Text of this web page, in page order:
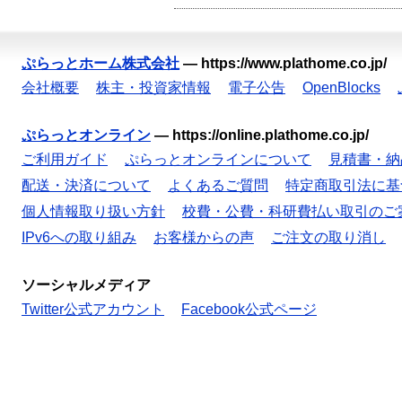
ぷらっとホーム株式会社 — https://www.plathome.co.jp/
会社概要
株主・投資家情報 電子公告 OpenBlocks
ぷらっとオンライン — https://online.plathome.co.jp/
ご利用ガイド
ぷらっとオンラインについて
見積書・
配送・決済について
よくあるご質問
特定商取引法に
個人情報取り扱い方針
校費・公費・科研費払い取引のご
IPv6への取り組み
お客様からの声 ご注文の取り消し
ソーシャルメディア
Twitter公式アカウント
Facebook公式ページ